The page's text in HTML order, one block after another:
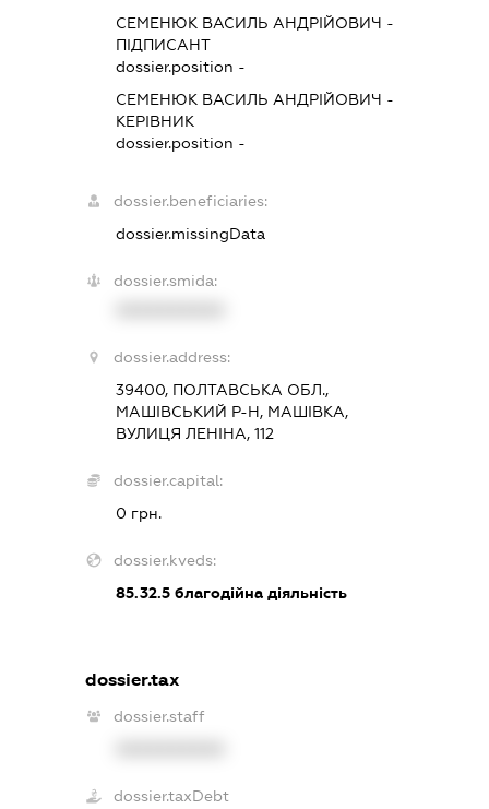
СЕМЕНЮК ВАСИЛЬ АНДРІЙОВИЧ -
ПІДПИСАНТ
dossier.position -
СЕМЕНЮК ВАСИЛЬ АНДРІЙОВИЧ -
КЕРІВНИК
dossier.position -
dossier.beneficiaries:
dossier.missingData
dossier.smida:
dossier.address:
39400, ПОЛТАВСЬКА ОБЛ.,
МАШІВСЬКИЙ Р-Н, МАШІВКА,
ВУЛИЦЯ ЛЕНІНА, 112
dossier.capital:
0 грн.
dossier.kveds:
85.32.5 благодійна діяльність
dossier.tax
dossier.staff
dossier.taxDebt